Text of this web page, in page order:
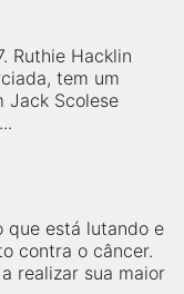
Ruthie Hacklin
tem um
Jack Scolese
que está lutando e
contra o câncer.
realizar sua maior